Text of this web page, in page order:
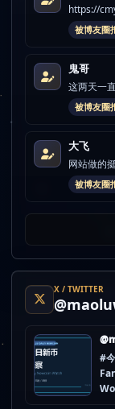
https://
被博友圈
鬼哥
这两天一
被博友圈
大飞
网站做的
被博友圈
X / TWITTER
#